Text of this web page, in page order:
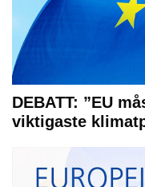
DEBATT: ”EU
viktigaste